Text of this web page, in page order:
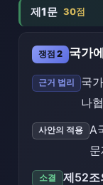
제1문 30점
쟁점 2 국가
근거 법리
국
나
사안의 적용
A
소결 제52조